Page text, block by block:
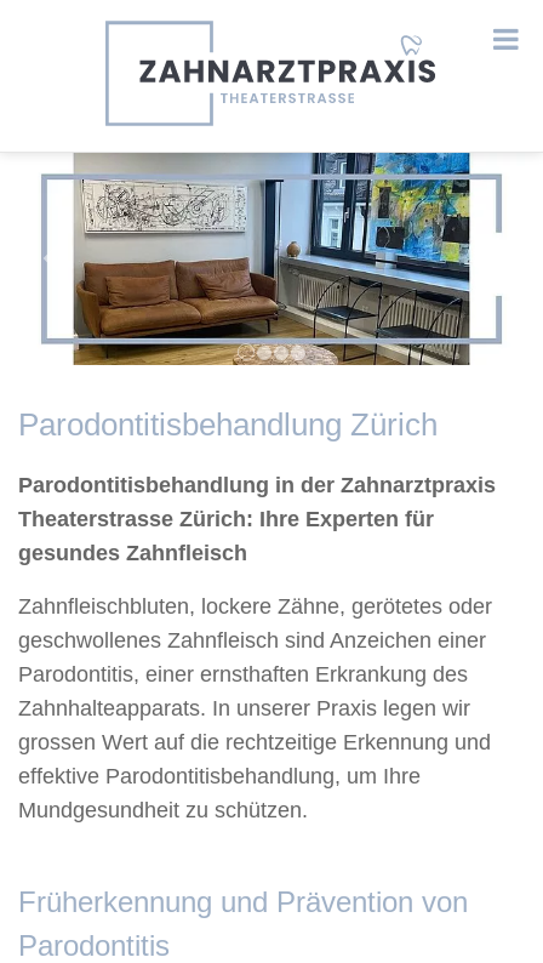
Previous
Parodontitisbehandlung Zürich
Parodontitisbehandlung in der Zahnarztpraxis
Theaterstrasse Zürich: Ihre Experten für
gesundes Zahnfleisch
Zahnfleischbluten, lockere Zähne, gerötetes oder
geschwollenes Zahnfleisch sind Anzeichen einer
Parodontitis, einer ernsthaften Erkrankung des
Zahnhalteapparats. In unserer Praxis legen wir
grossen Wert auf die rechtzeitige Erkennung und
effektive Parodontitisbehandlung, um Ihre
Mundgesundheit zu schützen.
Früherkennung und Prävention von
Parodontitis